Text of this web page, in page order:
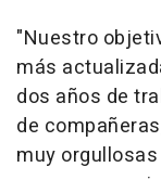
"Nuestro
más
dos años de
de
muy